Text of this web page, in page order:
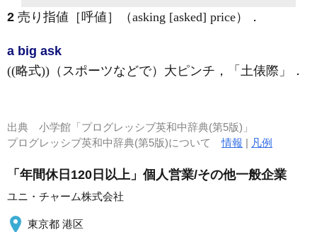
2 売り指値［呼値］（asking [asked] price） ．
a big ask
((略式))（スポーツなどで）大ピンチ，「土俵際」
．
出典 小学館「プログレッシブ英和中辞典(第5版)」
プログレッシブ英和中辞典(第5版)について情報 | 凡例
「年間休日120日以上」個人営業/その他一般企業
ユニ・チャーム株式会社
東京都 港区